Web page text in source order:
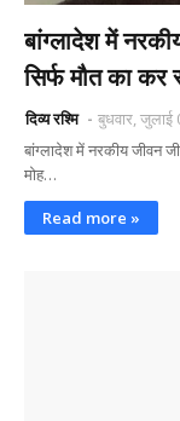
बांग्लादेश में
सिर्फ मौत का कर
दिव्य रश्मि
बुधवार, जुलाई
बांग्लादेश में नरकीय जीवन जी
मोह…
Read more »